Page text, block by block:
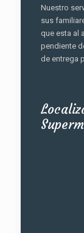
Nuestro
sus
que esta al
pendiente
de entrega